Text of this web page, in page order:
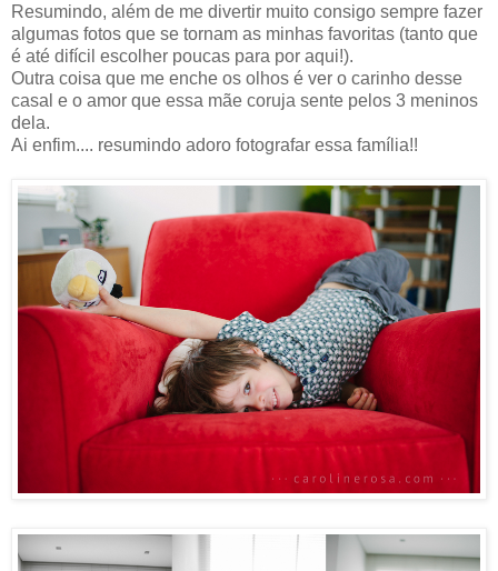
Resumindo, além de me divertir muito consigo sempre fazer
algumas fotos que se tornam as minhas favoritas (tanto que
é até difícil escolher poucas para por aqui!).
Outra coisa que me enche os olhos é ver o carinho desse
casal e o amor que essa mãe coruja sente pelos 3 meninos
dela.
Ai enfim.... resumindo adoro fotografar essa família!!